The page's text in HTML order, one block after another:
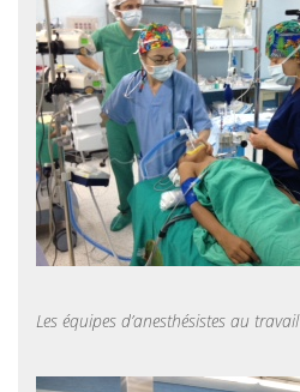
Les équipes d’anesthésistes au travail